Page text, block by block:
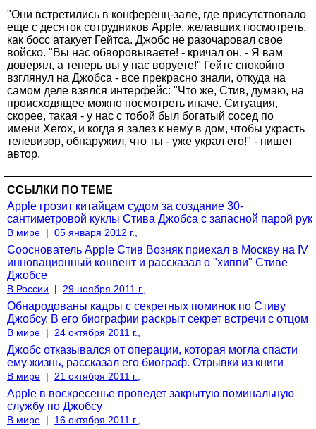
"Они встретились в конференц-зале, где присутствовало
еще с десяток сотрудников Apple, желавших посмотреть,
как босс атакует Гейтса. Джобс не разочаровал свое
войско. "Вы нас обворовываете! - кричал он. - Я вам
доверял, а теперь вы у нас воруете!" Гейтс спокойно
взглянул на Джобса - все прекрасно знали, откуда на
самом деле взялся интерфейс: "Что же, Стив, думаю, на
происходящее можно посмотреть иначе. Ситуация,
скорее, такая - у нас с тобой был богатый сосед по
имени Xerox, и когда я залез к нему в дом, чтобы украсть
телевизор, обнаружил, что ты - уже украл его!" - пишет
автор.
ССЫЛКИ ПО ТЕМЕ
Apple грозит китайцам судом за создание 30-
сантиметровой куклы Стива Джобса с запасной парой рук
В мире | 05 января 2012 г.,
Сооснователь Apple Стив Возняк приехал в Москву на IV
инновационный конвент и рассказал о "хиппи" Стиве
Джобсе
В России | 29 ноября 2011 г.,
Обнародованы кадры с секретных поминок по Стиву
Джобсу. В его биографии раскрыт секрет встречи с отцом
В мире | 24 октября 2011 г.,
Джобс отказывался от операции, которая могла спасти
ему жизнь, рассказал его биограф. Отрывки из книги
В мире | 21 октября 2011 г.,
Apple в воскресенье проведет закрытую поминальную
службу по Джобсу
В мире | 16 октября 2011 г.,